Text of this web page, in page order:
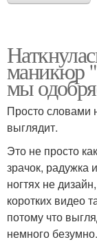
маникюр
мы
Просто словами
выглядит.
Это не просто
зрачок, радужка
ногтях не
коротких видео
потому что
немного безумно.